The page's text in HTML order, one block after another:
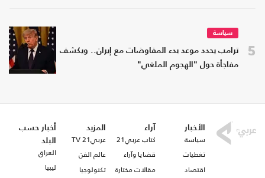
5
سياسة
ترامب يحدد موعد بدء المفاوضات مع إيران.. ويكشف
مفاجأة حول "الهجوم الملغي"
الأخبار
سياسة
تغطيات
اقتصاد
آراء
كتاب عربي21
قضايا وآراء
مقالات مختارة
المزيد
عربي21 TV
عالم الفن
تكنولوجيا
أخبار حسب
البلد
العراق
ليبيا